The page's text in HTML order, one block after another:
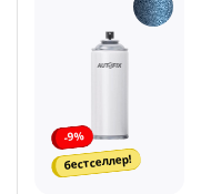
-9%
бестселлер!